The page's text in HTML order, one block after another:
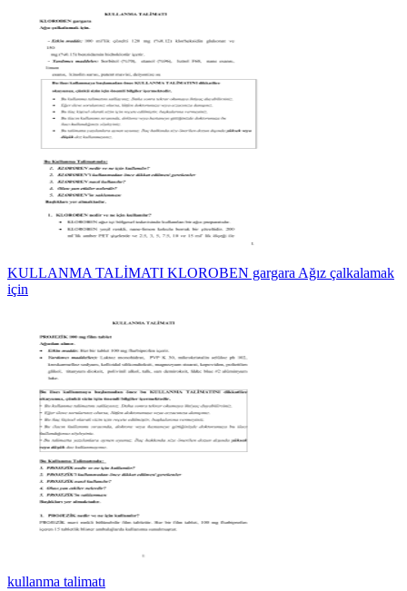
KULLANMA TALİMATI KLOROBEN gargara Ağız çalkalamak
için
kullanma talimatı